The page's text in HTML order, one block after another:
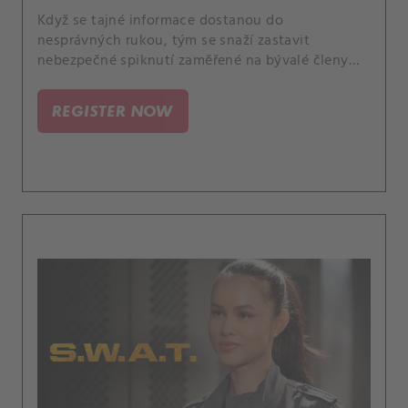
Když se tajné informace dostanou do
nesprávných rukou, tým se snaží zastavit
nebezpečné spiknutí zaměřené na bývalé členy
volbou, když náhle onemocní člen rodiny.
REGISTER NOW